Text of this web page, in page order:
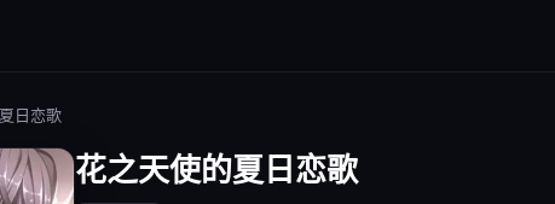
日恋歌
花之天使的夏日恋歌